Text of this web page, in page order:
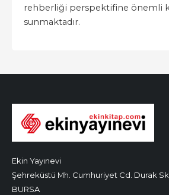
rehberliği perspektifine önemli
sunmaktadır.
Ekin Yayınevi
Şehreküstü Mh. Cumhuriyet Cd. Durak
BURSA